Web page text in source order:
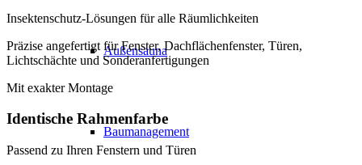
Außensauna
Baumanagement
Insektenschutz-Lösungen für alle Räumlichkeiten
Präzise angefertigt für Fenster, Dachflächenfenster, Türen,
Lichtschächte und Sonderanfertigungen
Mit exakter Montage
Identische Rahmenfarbe
Passend zu Ihren Fenstern und Türen